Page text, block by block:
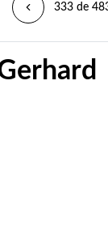
333 de